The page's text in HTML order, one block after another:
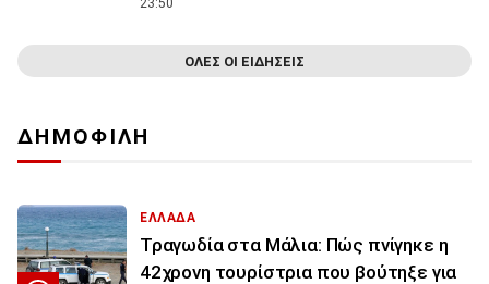
23:50
ΟΛΕΣ ΟΙ ΕΙΔΗΣΕΙΣ
ΔΗΜΟΦΙΛΗ
ΕΛΛΑΔΑ
Τραγωδία στα Μάλια: Πώς πνίγηκε η
42χρονη τουρίστρια που βούτηξε για